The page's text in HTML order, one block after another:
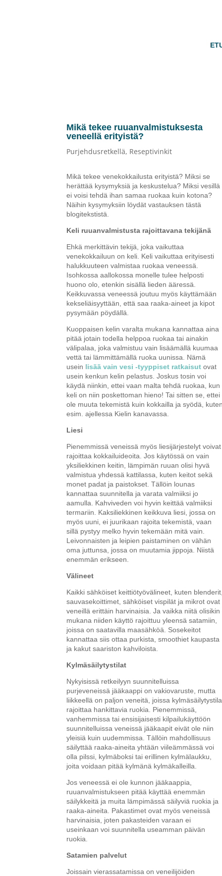
Mikä tekee ruuanvalmistuksesta
veneellä erityistä?
Purjehdusretkellä, Reseptivinkit
Mikä tekee venekokkailusta erityistä? Miksi se
herättää kysymyksiä ja keskustelua? Miksi vesillä
ei voisi tehdä ihan samaa ruokaa kuin kotona?
Näihin kysymyksiin löydät vastauksen tästä
blogitekstistä.
Keli ruuanvalmistusta rajoittavana tekijänä
Ehkä merkittävin tekijä, joka vaikuttaa
venekokkailuun on keli. Keli vaikuttaa erityisesti
halukkuuteen valmistaa ruokaa veneessä.
Isohkossa aallokossa monelle tulee helposti
huono olo, etenkin sisällä lieden ääressä.
Keikkuvassa veneessä joutuu myös käyttämään
kekseliäisyyttään, että saa raaka-aineet ja kipot
pysymään pöydällä.
Kuoppaisen kelin varalta mukana kannattaa aina
pitää jotain todella helppoa ruokaa tai ainakin
välipalaa, joka valmistuu vain lisäämällä kuumaa
vettä tai lämmittämällä ruoka uunissa. Nämä
usein lisää vain vesi -tyyppiset ratkaisut ovat
usein kenkun kelin pelastus. Joskus tosin voi
käydä niinkin, ettei vaan malta tehdä ruokaa, kun
keli on niin poskettoman hieno! Tai sitten se, ettei
ole muuta tekemistä kuin kokkailla ja syödä,
esim. ajellessa Kielin kanavassa.
Liesi
Pienemmissä veneissä myös liesijärjestelyt voivat
rajoittaa kokkailuideoita. Jos käytössä on vain
yksiliekkinen keitin, lämpimän ruuan olisi hyvä
valmistua yhdessä kattilassa, kuten keitot sekä
monet padat ja paistokset. Tällöin lounas
kannattaa suunnitella ja varata valmiiksi jo
aamulla. Kahviveden voi hyvin keittää valmiiksi
termariin. Kaksiliekkinen keikkuva liesi, jossa on
myös uuni, ei juurikaan rajoita tekemistä, vaan
sillä pystyy melko hyvin tekemään mitä vain.
Leivonnaisten ja leipien paistaminen on vähän
oma juttunsa, jossa on muutamia jippoja. Niistä
enemmän erikseen.
Välineet
Kaikki sähköiset keittiötyövälineet, kuten
sauvasekoittimet, sähköiset vispilät ja mikrot ovat
veneillä erittäin harvinaisia. Ja vaikka niitä olisikin
mukana niiden käyttö rajoittuu yleensä satamiin,
joissa on saatavilla maasähköä. Sosekeitot
kannattaa siis ottaa purkista, smoothiet kaupasta
ja kakut saariston kahviloista.
Kylmäsäilytystilat
Nykyisissä retkeilyyn suunnitelluissa
purjeveneissä jääkaappi on vakiovaruste, mutta
liikkeellä on paljon veneitä, joissa kylmäsäilytystila
rajoittaa hankittavia ruokia. Pienemmissä,
vanhemmissa tai ensisijaisesti kilpailukäyttöön
suunnitelluissa veneissä jääkaapit eivät ole niin
yleisiä kuin uudemmissa. Tällöin mahdollisuus
säilyttää raaka-aineita yhtään viileämmässä voi
olla pilssi, kylmäboksi tai erillinen kylmälaukku,
joita voidaan pitää kylmänä kylmäkalleilla.
Jos veneessä ei ole kunnon jääkaappia,
ruuanvalmistukseen pitää käyttää enemmän
säilykkeitä ja muita lämpimässä säilyviä ruokia ja
raaka-aineita. Pakastimet ovat myös veneissä
harvinaisia, joten pakasteiden varaan ei
useinkaan voi suunnitella useamman päivän
ruokia.
Satamien palvelut
Joissain vierassatamissa on veneilijöiden